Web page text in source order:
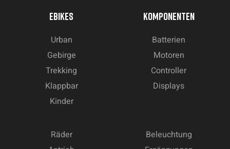
EBIKES
Urban
Gebirge
Trekking
Klappbar
Kinder
KOMPONENTEN
Batterien
Motoren
Controller
Displays
Räder
Beleuchtung